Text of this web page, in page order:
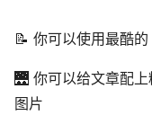
📝 你可以使用最酷的
🌉 你可以给文章配
图片